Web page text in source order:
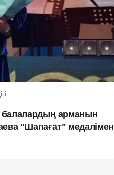
балалардың арманын
"Шапағат" медалімен